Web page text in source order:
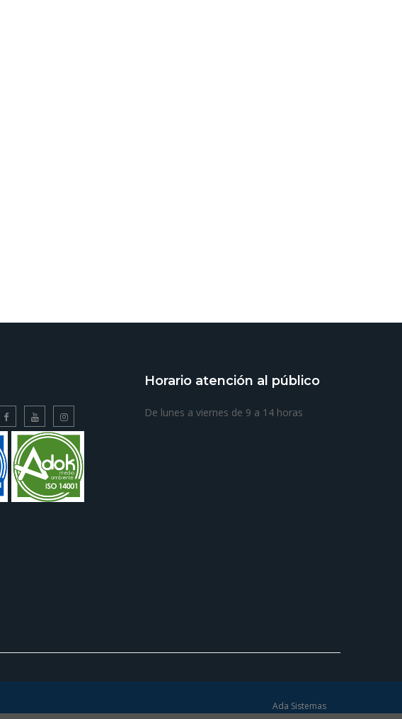
Horario atención al público
De lunes a viernes de 9 a 14 horas
Ada Sistemas